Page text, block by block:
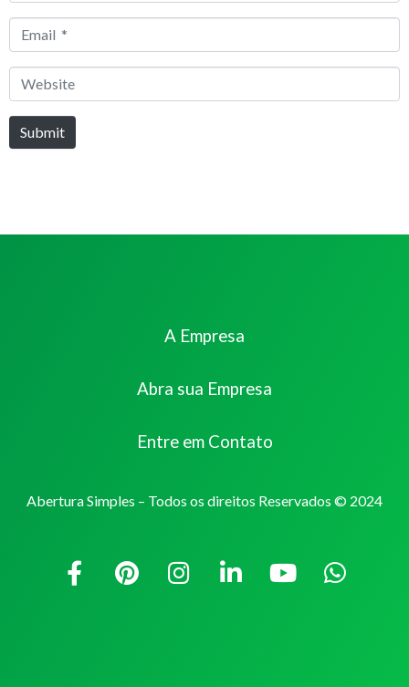
Email
Website
Submit
A Empresa
Abra sua Empresa
Entre em Contato
Abertura Simples – Todos os direitos Reservados © 2024